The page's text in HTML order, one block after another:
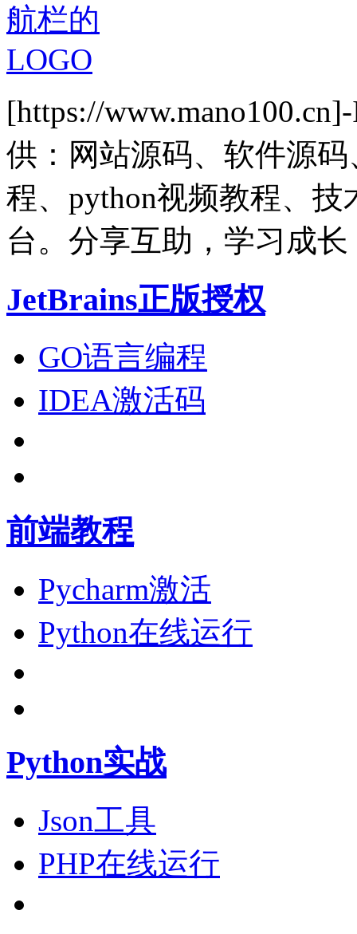
[https://
供：网站源码、软件源
程、python视频教程、
台。分享互助，学习成长
JetBrains正版授权
GO语言编程
IDEA激活码
前端教程
Pycharm激活
Python在线运行
Python实战
Json工具
PHP在线运行